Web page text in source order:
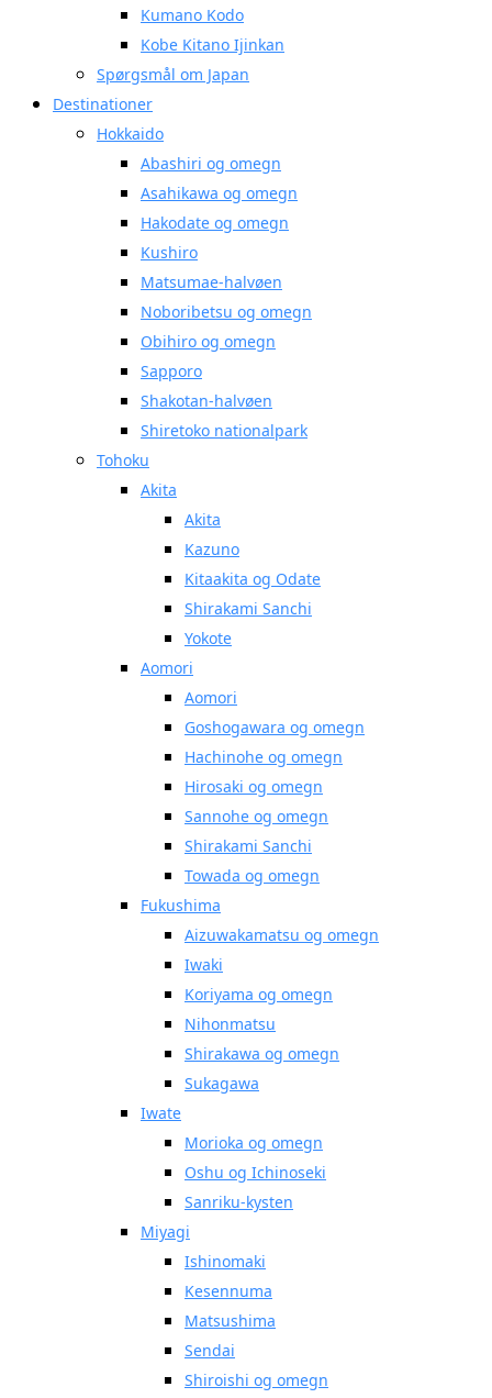
Kumano Kodo
Kobe Kitano Ijinkan
Spørgsmål om Japan
Destinationer
Hokkaido
Abashiri og omegn
Asahikawa og omegn
Hakodate og omegn
Kushiro
Matsumae-halvøen
Noboribetsu og omegn
Obihiro og omegn
Sapporo
Shakotan-halvøen
Shiretoko nationalpark
Tohoku
Akita
Akita
Kazuno
Kitaakita og Odate
Shirakami Sanchi
Yokote
Aomori
Aomori
Goshogawara og omegn
Hachinohe og omegn
Hirosaki og omegn
Sannohe og omegn
Shirakami Sanchi
Towada og omegn
Fukushima
Aizuwakamatsu og omegn
Iwaki
Koriyama og omegn
Nihonmatsu
Shirakawa og omegn
Sukagawa
Iwate
Morioka og omegn
Oshu og Ichinoseki
Sanriku-kysten
Miyagi
Ishinomaki
Kesennuma
Matsushima
Sendai
Shiroishi og omegn